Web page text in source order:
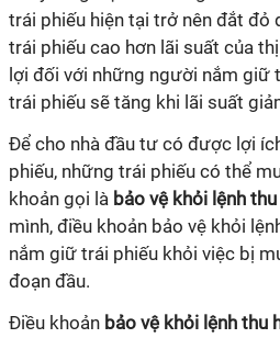
trái phiếu hiện tại trở nên đắt đỏ
trái phiếu cao hơn lãi suất của
lợi đối với những người nắm giữ
trái phiếu sẽ tăng khi lãi suất
Để cho nhà đầu tư có được lợi
phiếu, những trái phiếu có thể
khoản gọi là bảo vệ khỏi lệnh
mình, điều khoản bảo vệ khỏi
nắm giữ trái phiếu khỏi việc bị
đoạn đầu.
Điều khoản bảo vệ khỏi lệnh thu